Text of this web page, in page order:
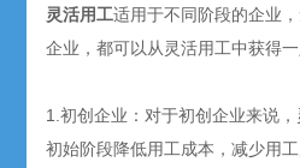
灵活用工适用于不同阶段的企业
企业，都可以从灵活用工中获得一
1.初创企业：对于初创企业来说
初始阶段降低用工成本，减少用